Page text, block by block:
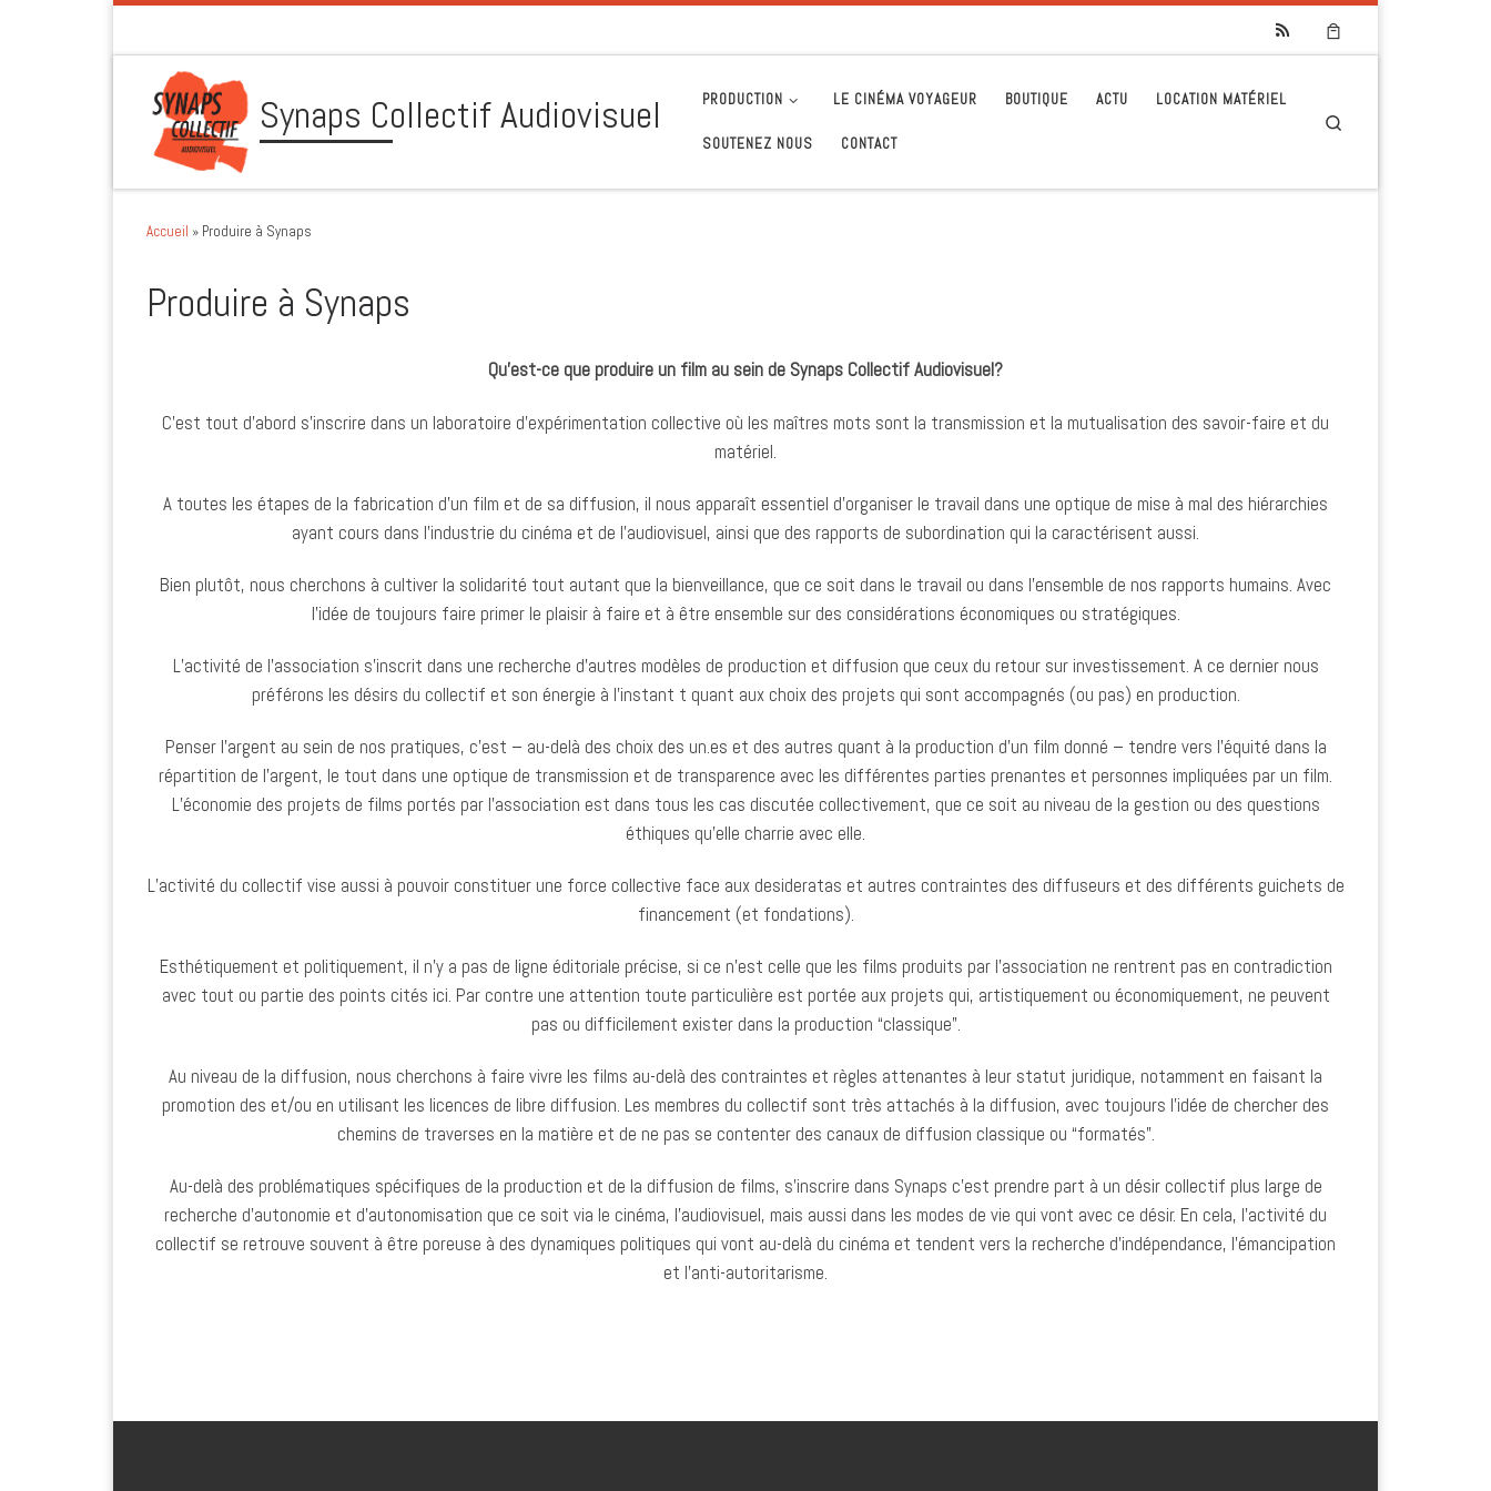
Synaps Collectif Audiovisuel PRODUCTION LE CINÉMA VOYAGEUR BOUTIQUE ACTU LOCATION MATÉRIEL
SOUTENEZ NOUS CONTACT
Accueil » Produire à Synaps
Produire à Synaps
Qu’est-ce que produire un film au sein de Synaps Collectif Audiovisuel?
C’est tout d’abord s’inscrire dans un laboratoire d’expérimentation collective où les maîtres mots sont la transmission et la mutualisation des savoir-faire et du
matériel.
A toutes les étapes de la fabrication d’un film et de sa diffusion, il nous apparaît essentiel d’organiser le travail dans une optique de mise à mal des hiérarchies
ayant cours dans l’industrie du cinéma et de l’audiovisuel, ainsi que des rapports de subordination qui la caractérisent aussi.
Bien plutôt, nous cherchons à cultiver la solidarité tout autant que la bienveillance, que ce soit dans le travail ou dans l’ensemble de nos rapports humains. Avec
l’idée de toujours faire primer le plaisir à faire et à être ensemble sur des considérations économiques ou stratégiques.
L’activité de l’association s’inscrit dans une recherche d’autres modèles de production et diffusion que ceux du retour sur investissement. A ce dernier nous
préférons les désirs du collectif et son énergie à l’instant t quant aux choix des projets qui sont accompagnés (ou pas) en production.
Penser l’argent au sein de nos pratiques, c’est – au-delà des choix des un.es et des autres quant à la production d’un film donné – tendre vers l’équité dans la
répartition de l’argent, le tout dans une optique de transmission et de transparence avec les différentes parties prenantes et personnes impliquées par un film.
L’économie des projets de films portés par l’association est dans tous les cas discutée collectivement, que ce soit au niveau de la gestion ou des questions
éthiques qu’elle charrie avec elle.
L’activité du collectif vise aussi à pouvoir constituer une force collective face aux desideratas et autres contraintes des diffuseurs et des différents guichets de
financement (et fondations).
Esthétiquement et politiquement, il n’y a pas de ligne éditoriale précise, si ce n’est celle que les films produits par l’association ne rentrent pas en contradiction
avec tout ou partie des points cités ici. Par contre une attention toute particulière est portée aux projets qui, artistiquement ou économiquement, ne peuvent
pas ou difficilement exister dans la production “classique”.
Au niveau de la diffusion, nous cherchons à faire vivre les films au-delà des contraintes et règles attenantes à leur statut juridique, notamment en faisant la
promotion des et/ou en utilisant les licences de libre diffusion. Les membres du collectif sont très attachés à la diffusion, avec toujours l’idée de chercher des
chemins de traverses en la matière et de ne pas se contenter des canaux de diffusion classique ou “formatés”.
Au-delà des problématiques spécifiques de la production et de la diffusion de films, s’inscrire dans Synaps c’est prendre part à un désir collectif plus large de
recherche d’autonomie et d’autonomisation que ce soit via le cinéma, l’audiovisuel, mais aussi dans les modes de vie qui vont avec ce désir. En cela, l’activité du
collectif se retrouve souvent à être poreuse à des dynamiques politiques qui vont au-delà du cinéma et tendent vers la recherche d’indépendance, l’émancipation
et l’anti-autoritarisme.